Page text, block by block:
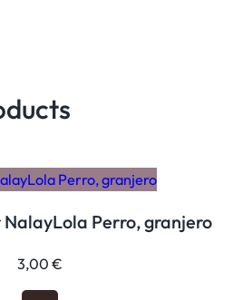
Perro, granjero
3,00 €